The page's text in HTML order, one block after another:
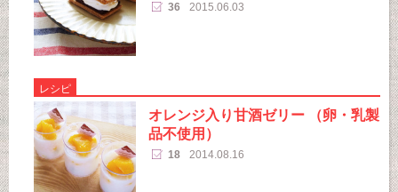
36 2015.06.03
レシピ
オレンジ入り甘酒ゼリー （卵・乳製
品不使用）
18 2014.08.16